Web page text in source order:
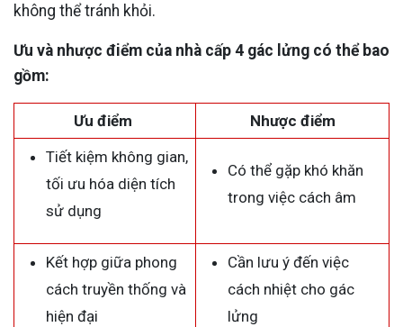
không thể tránh khỏi.
Ưu và nhược điểm của nhà cấp 4 gác lửng có thể bao
gồm:
Ưu điểm
Nhược điểm
Tiết kiệm không gian,
tối ưu hóa diện tích
sử dụng
Có thể gặp khó khăn
trong việc cách âm
Kết hợp giữa phong
cách truyền thống và
hiện đại
Cần lưu ý đến việc
cách nhiệt cho gác
lửng